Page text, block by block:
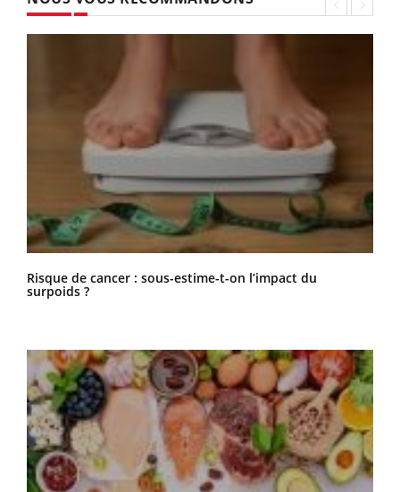
Risque de cancer : sous-estime-t-on l’impact du
surpoids ?